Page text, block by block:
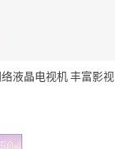
液晶电视机 丰富影视